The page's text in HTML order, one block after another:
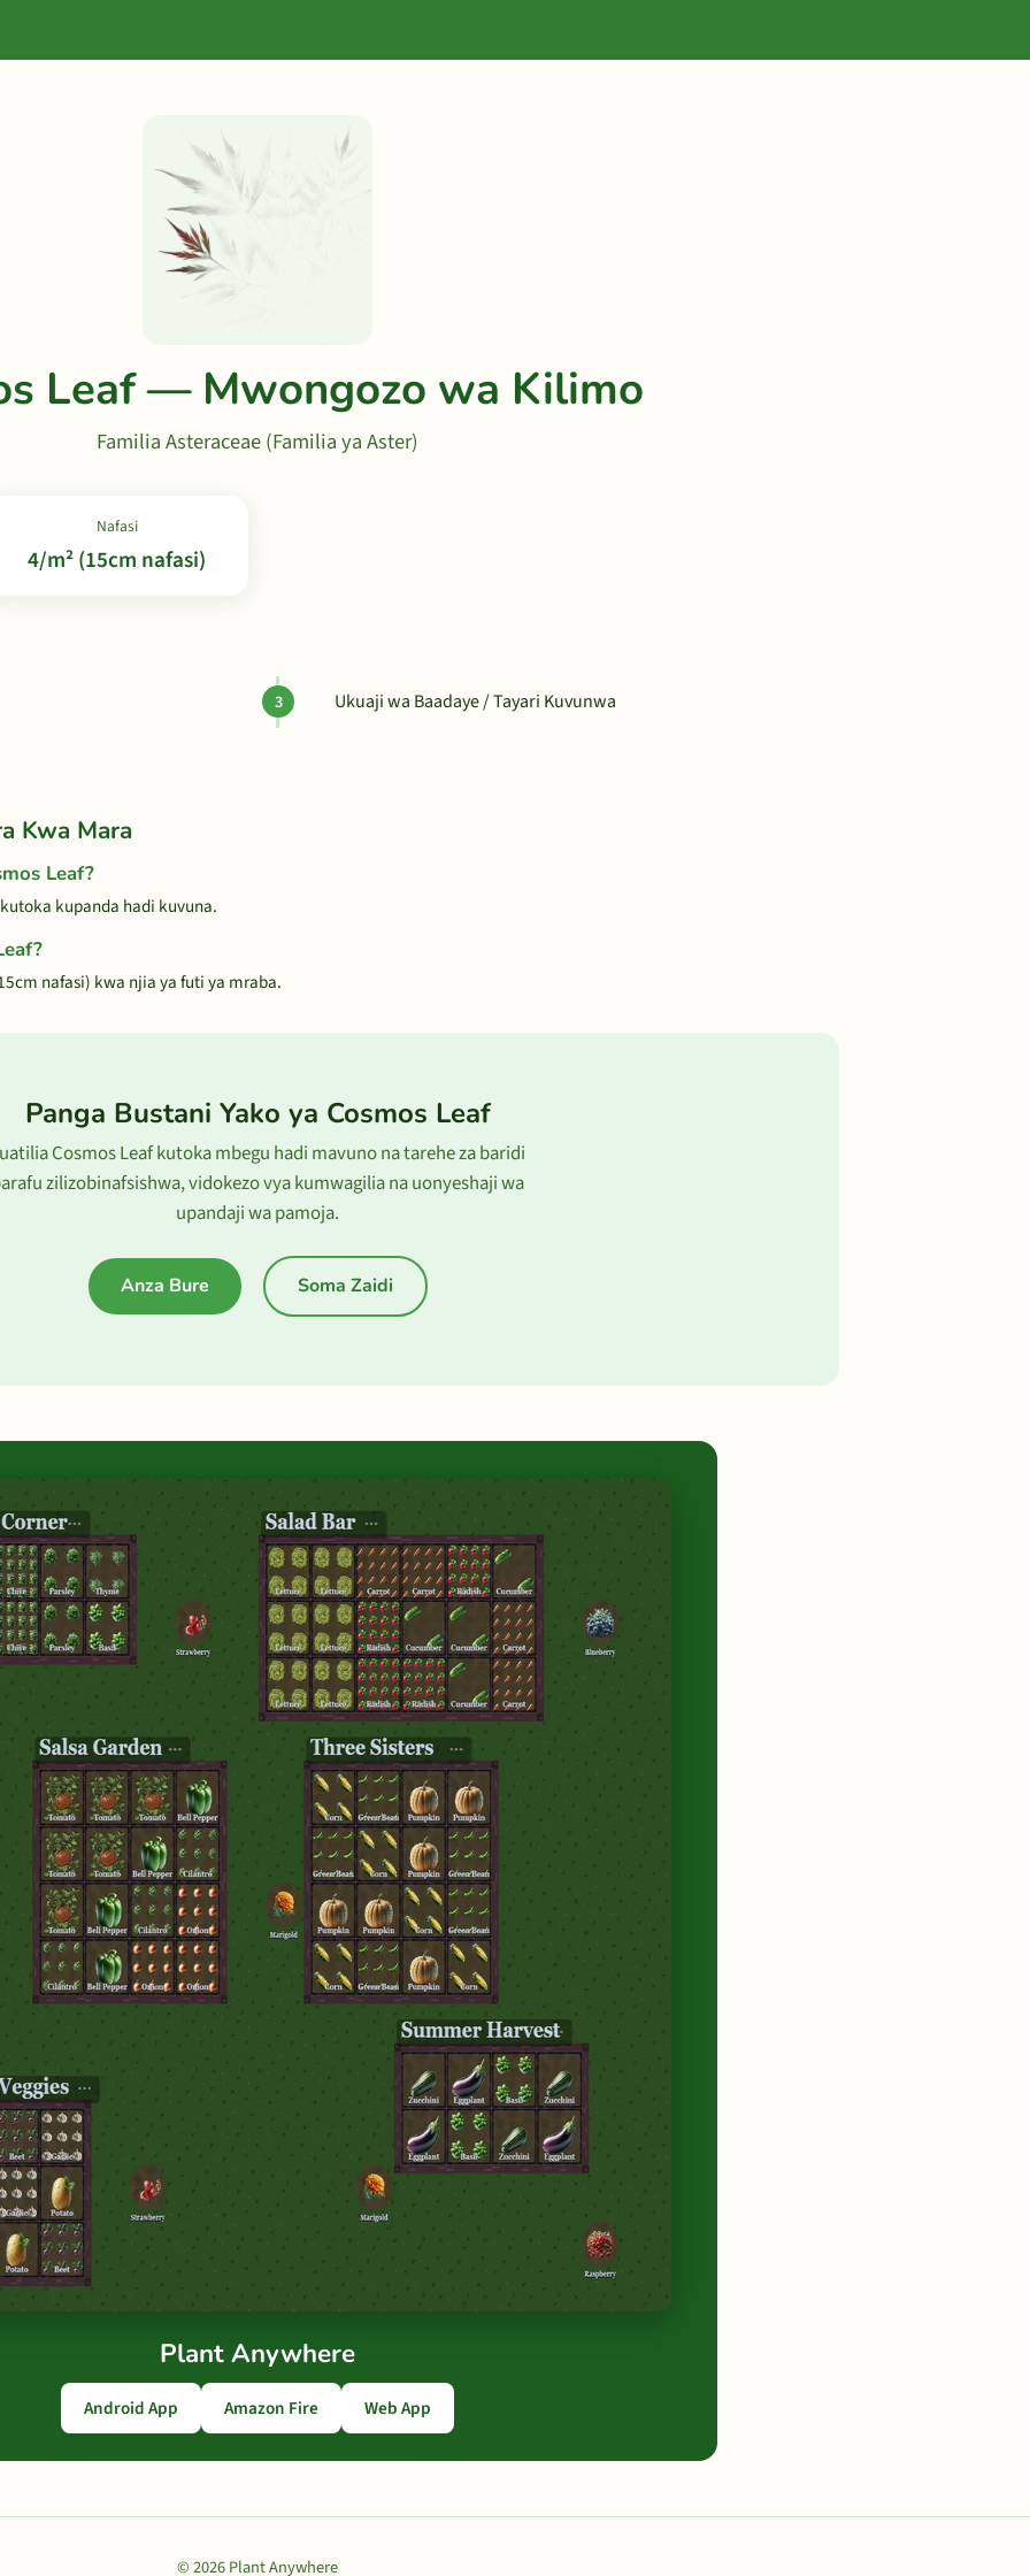
Leaf — Mwongozo wa Kilimo
Familia Asteraceae (Familia ya Aster)
Nafasi
4/m² (15cm nafasi)
Ukuaji wa Baadaye / Tayari Kuvunwa
Kwa Mara
Leaf?
kupanda hadi kuvuna.
nafasi) kwa njia ya futi ya mraba.
Panga Bustani Yako ya Cosmos Leaf
Cosmos Leaf kutoka mbegu hadi mavuno na tarehe za baridi
zilizobinafsishwa, vidokezo vya kumwagilia na uonyeshaji wa
upandaji wa pamoja.
Anza Bure Soma Zaidi
Plant Anywhere
Android App Amazon Fire Web App
© 2026 Plant Anywhere